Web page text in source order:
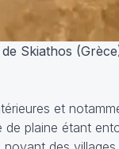
Skiathos
et
de plaine étant